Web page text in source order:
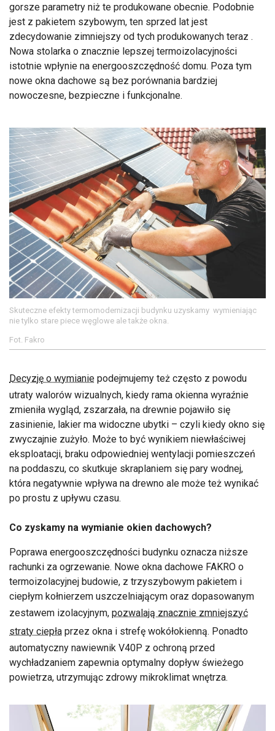
gorsze parametry niż te produkowane obecnie. Podobnie
jest z pakietem szybowym, ten sprzed lat jest
zdecydowanie zimniejszy od tych produkowanych teraz .
Nowa stolarka o znacznie lepszej termoizolacyjności
istotnie wpłynie na energooszczędność domu. Poza tym
nowe okna dachowe są bez porównania bardziej
nowoczesne, bezpieczne i funkcjonalne.
Skuteczne efekty termomodernizacji budynku uzyskamy wymieniając
nie tylko stare piece węglowe ale także okna.
Fot. Fakro
Decyzję o wymianie podejmujemy też często z powodu
utraty walorów wizualnych, kiedy rama okienna wyraźnie
zmieniła wygląd, zszarzała, na drewnie pojawiło się
zasinienie, lakier ma widoczne ubytki – czyli kiedy okno się
zwyczajnie zużyło. Może to być wynikiem niewłaściwej
eksploatacji, braku odpowiedniej wentylacji pomieszczeń
na poddaszu, co skutkuje skraplaniem się pary wodnej,
która negatywnie wpływa na drewno ale może też wynikać
po prostu z upływu czasu.
Co zyskamy na wymianie okien dachowych?
Poprawa energooszczędności budynku oznacza niższe
rachunki za ogrzewanie. Nowe okna dachowe FAKRO o
termoizolacyjnej budowie, z trzyszybowym pakietem i
ciepłym kołnierzem uszczelniającym oraz dopasowanym
zestawem izolacyjnym, pozwalają znacznie zmniejszyć
straty ciepła przez okna i strefę wokółokienną. Ponadto
automatyczny nawiewnik V40P z ochroną przed
wychładzaniem zapewnia optymalny dopływ świeżego
powietrza, utrzymując zdrowy mikroklimat wnętrza.